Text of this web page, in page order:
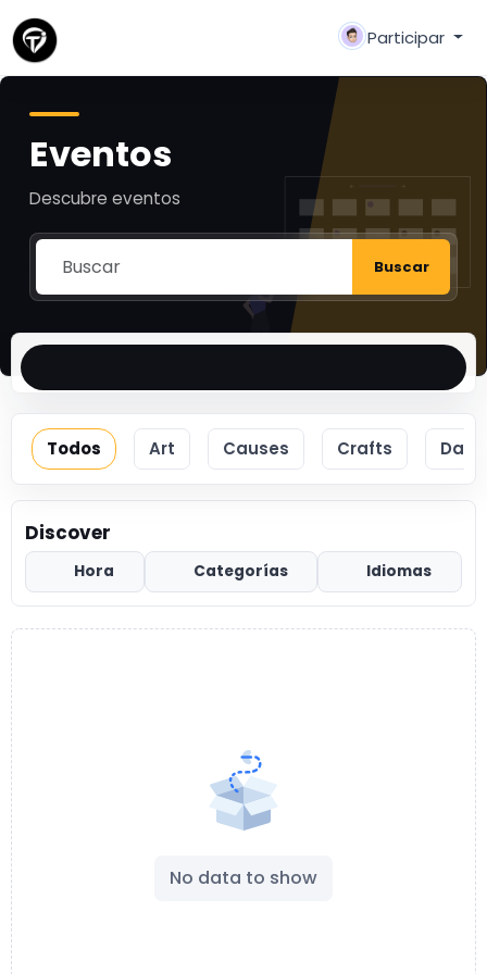
Participar
Eventos
Descubre eventos
Buscar
Todos Art Causes Crafts
Discover
Hora Categorías Idiomas
No data to show